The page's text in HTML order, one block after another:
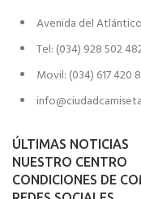
Avenida del
Tel: (034) 928 502
Movil: (034) 617 420
ÚLTIMAS NOTICIAS
NUESTRO CENTRO
CONDICIONES DE